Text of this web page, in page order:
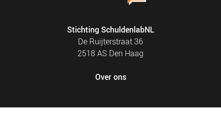
Stichting SchuldenlabNL
De Ruijterstraat 36
2518 AS Den Haag
Over ons